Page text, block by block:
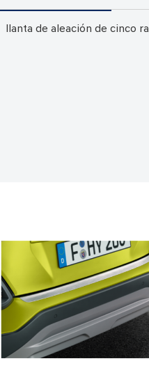
llanta de aleación de cinco